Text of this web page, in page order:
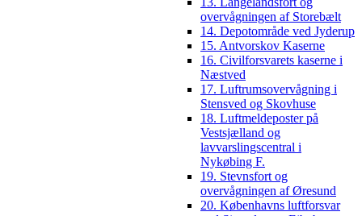
overvågningen af Storebælt
14. Depotområde ved Jyderup
15. Antvorskov Kaserne
16. Civilforsvarets kaserne i
Næstved
17. Luftrumsovervågning i
Stensved og Skovhuse
18. Luftmeldeposter på
Vestsjælland og
lavvarslingscentral i
Nykøbing F.
19. Stevnsfort og
overvågningen af Øresund
20. Københavns luftforsvar